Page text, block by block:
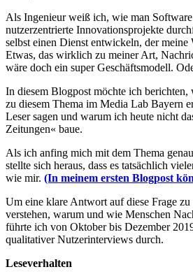
Als Ingenieur weiß ich, wie man
nutzerzentrierte Innovationsprojekte
selbst einen Dienst entwickeln, der meine
Etwas, das wirklich zu meiner Art,
wäre doch ein super Geschäftsmodell.
In diesem Blogpost möchte ich berichten,
zu diesem Thema im Media Lab Bayern
Leser sagen und warum ich heute nicht
Zeitungen« baue.
Als ich anfing mich mit dem Thema
stellte sich heraus, dass es tatsächlich
wie mir. (In meinem ersten Blogpost
Um eine klare Antwort auf diese Frage zu
verstehen, warum und wie Menschen
führte ich von Oktober bis Dezember
qualitativer Nutzerinterviews durch.
Leseverhalten